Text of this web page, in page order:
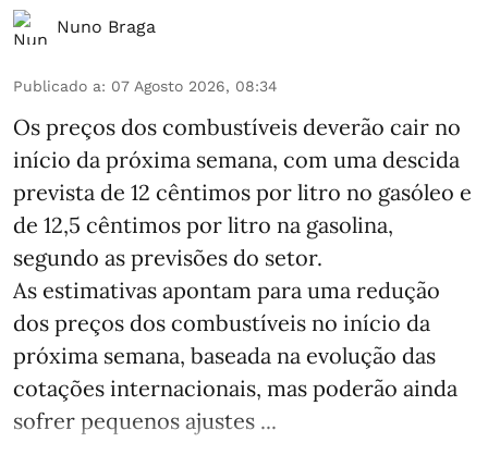
Nuno Braga
Publicado a: 07 Agosto 2026, 08:34
Os preços dos combustíveis deverão cair no
início da próxima semana, com uma descida
prevista de 12 cêntimos por litro no gasóleo e
de 12,5 cêntimos por litro na gasolina,
segundo as previsões do setor.
As estimativas apontam para uma redução
dos preços dos combustíveis no início da
próxima semana, baseada na evolução das
cotações internacionais, mas poderão ainda
sofrer pequenos ajustes ...